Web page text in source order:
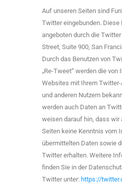
Auf unseren Seiten sind
Twitter eingebunden. Diese
angeboten durch die
Street, Suite 900, San
Durch das Benutzen von
„Re-Tweet“ werden die von
Websites mit Ihrem
und anderen Nutzern
werden auch Daten an
weisen darauf hin, dass wir
Seiten keine Kenntnis vom
übermittelten Daten sowie
Twitter erhalten. Weitere
finden Sie in der
Twitter unter: https://